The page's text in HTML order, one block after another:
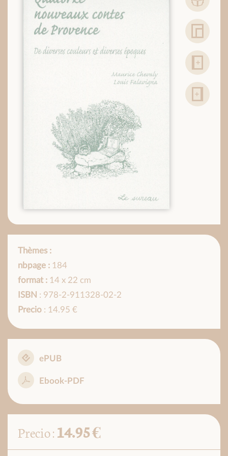
Thèmes :
nbpage : 184
format : 14 x 22 cm
ISBN : 978-2-911328-02-2
Precio : 14.95 €
ePUB
Ebook-PDF
Precio :14.95 €